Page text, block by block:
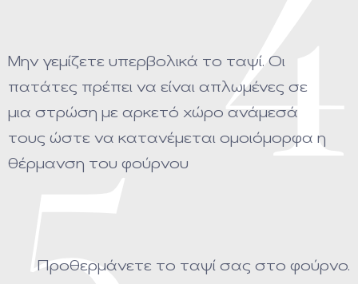
4
Μην γεμίζετε υπερβολικά το ταψί. Οι
πατάτες πρέπει να είναι απλωμένες σε
μια στρώση με αρκετό χώρο ανάμεσά
τους ώστε να κατανέμεται ομοιόμορφα η
θέρμανση του φούρνου
Προθερμάνετε το ταψί σας στο φούρνο.